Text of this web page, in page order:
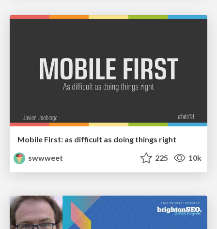
Mobile First: as difficult as doing things right
swwweet
225 10k